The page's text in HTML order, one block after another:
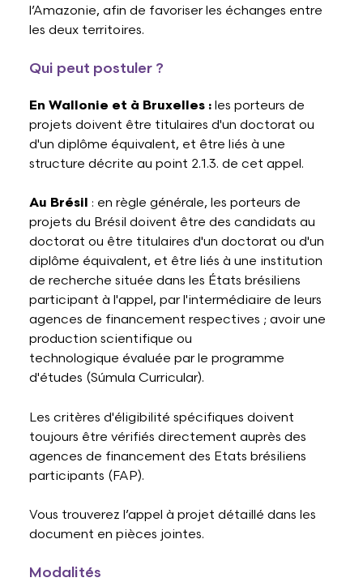
l’Amazonie, afin de favoriser les échanges entre
les deux territoires.
Qui peut postuler ?
En Wallonie et à Bruxelles : les porteurs de
projets doivent être titulaires d'un doctorat ou
d'un diplôme équivalent, et être liés à une
structure décrite au point 2.1.3. de cet appel.
Au Brésil : en règle générale, les porteurs de
projets du Brésil doivent être des candidats au
doctorat ou être titulaires d'un doctorat ou d'un
diplôme équivalent, et être liés à une institution
de recherche située dans les États brésiliens
participant à l'appel, par l'intermédiaire de leurs
agences de financement respectives ; avoir une
production scientifique ou
technologique évaluée par le programme
d'études (Súmula Curricular).
Les critères d'éligibilité spécifiques doivent
toujours être vérifiés directement auprès des
agences de financement des Etats brésiliens
participants (FAP).
Vous trouverez l’appel à projet détaillé dans les
document en pièces jointes.
Modalités